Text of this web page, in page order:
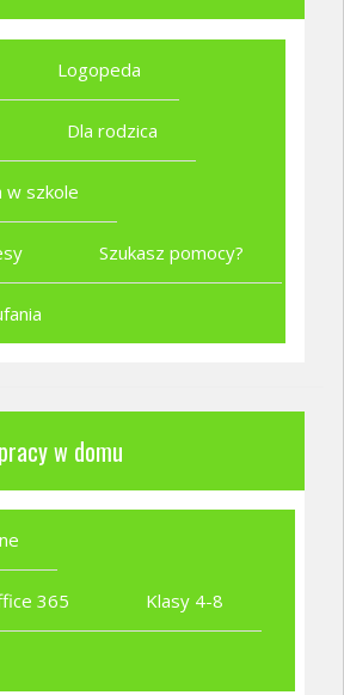
Logopeda
Dla rodzica
w szkole
Szukasz pomocy?
w domu
365 Klasy 4-8